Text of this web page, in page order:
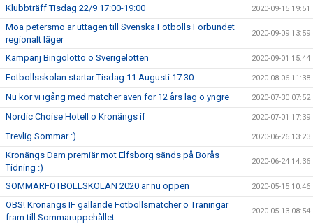
Klubbträff Tisdag 22/9 17:00-19:00 2020-09-15 19:51
Moa petersmo är uttagen till Svenska Fotbolls Förbundet
regionalt läger
2020-09-09 13:59
Kampanj Bingolotto o Sverigelotten 2020-09-01 15:44
Fotbollsskolan startar Tisdag 11 Augusti 17.30 2020-08-06 11:38
Nu kör vi igång med matcher även för 12 års lag o yngre 2020-07-30 07:52
Nordic Choise Hotell o Kronängs if 2020-07-01 17:39
Trevlig Sommar :) 2020-06-26 13:23
Kronängs Dam premiär mot Elfsborg sänds på Borås
Tidning :)
2020-06-24 14:36
SOMMARFOTBOLLSKOLAN 2020 är nu öppen 2020-05-15 10:46
OBS! Kronängs IF gällande Fotbollsmatcher o Träningar
fram till Sommaruppehållet
2020-05-13 08:54